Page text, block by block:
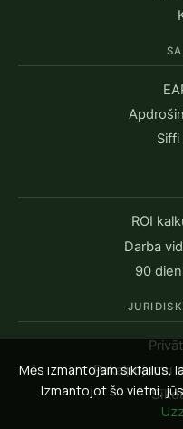
ROI
Darba
90
Pakalpojumu
Mēs izmantojam sīkfailus,
Izmantojot šo vietni,